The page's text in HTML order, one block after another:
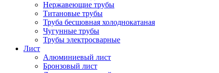
Нержавеющие трубы
Титановые трубы
Труба бесшовная холоднокатаная
Чугунные трубы
Трубы электросварные
Лист
Алюминиевый лист
Бронзовый лист